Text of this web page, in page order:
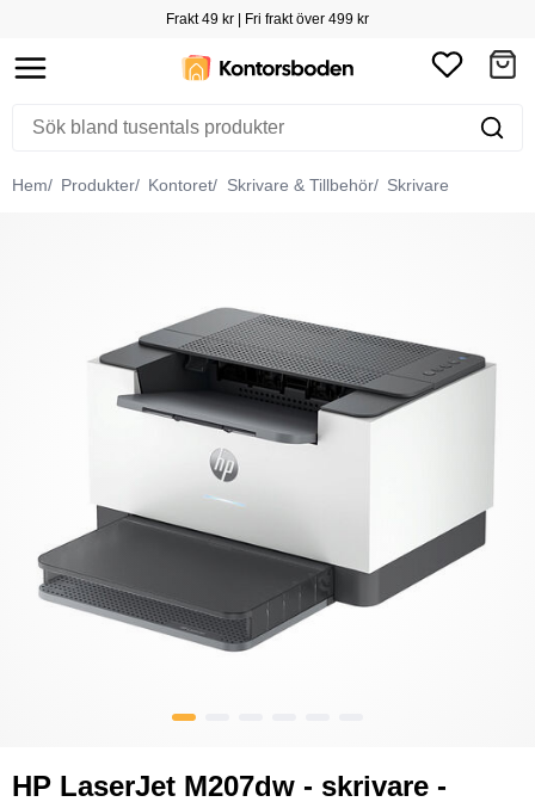
Frakt 49 kr | Fri frakt över 499 kr
Hem Produkter Kontoret Skrivare & Tillbehör Skrivare
HP LaserJet M207dw - skrivare -